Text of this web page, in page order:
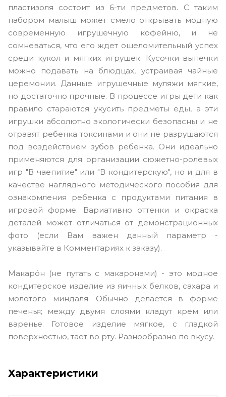
пластизоля состоит из 6-ти предметов. С таким
набором малыш может смело открывать модную
современную игрушечную кофейню, и не
сомневаться, что его ждет ошеломительный успех
среди кукол и мягких игрушек. Кусочки выпечки
можно подавать на блюдцах, устраивая чайные
церемонии. Данные игрушечные муляжи мягкие,
но достаточно прочные. В процессе игры дети как
правило стараются укусить предметы еды, а эти
игрушки абсолютно экологически безопасны и не
отравят ребенка токсинами и они не разрушаются
под воздействием зубов ребенка. Они идеально
применяются для организации сюжетно-ролевых
игр "В чаепитие" или "В кондитерскую", но и для в
качестве наглядного методического пособия для
ознакомления ребенка с продуктами питания в
игровой форме. Вариативно оттенки и окраска
деталей может отличаться от демонстрационных
фото (если Вам важен данный параметр -
указывайте в Комментариях к заказу).
Макаро́н (не путать с макаронами) - это модное
кондитерское изделие из яичных белков, сахара и
молотого миндаля. Обычно делается в форме
печенья; между двумя слоями кладут крем или
варенье. Готовое изделие мягкое, с гладкой
поверхностью, тает во рту. Разнообразно по вкусу.
Характеристики